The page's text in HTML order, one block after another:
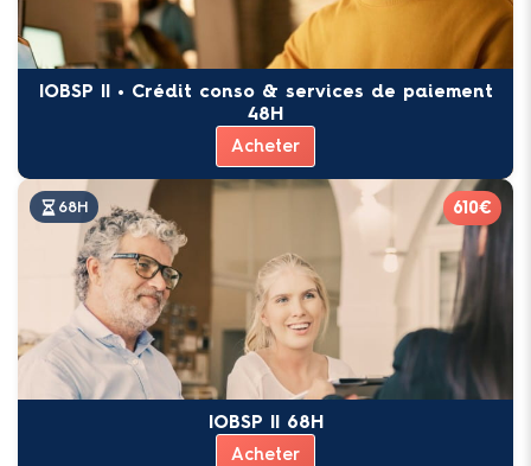
IOBSP II • Crédit conso & services de paiement
48H
Acheter
68H 610€
IOBSP II 68H
Acheter